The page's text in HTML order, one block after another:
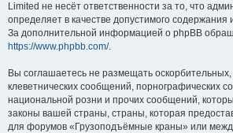
Limited не несёт ответственности за то, что
определяет в качестве допустимого содержания
За дополнительной информацией о phpBB
https://www.phpbb.com/.
Вы соглашаетесь не размещать
клеветнических сообщений, порнографических
национальной розни и прочих сообщений,
законы вашей страны, страны, которая
для форумов «Грузоподъёмные краны» или